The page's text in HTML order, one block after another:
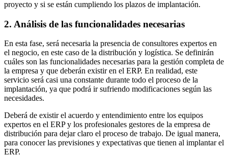
proyecto y si se están cumpliendo los plazos de implantación.
2. Análisis de las funcionalidades necesarias
En esta fase, será necesaria la presencia de consultores expertos en
el negocio, en este caso de la distribución y logística. Se definirán
cuáles son las funcionalidades necesarias para la gestión completa de
la empresa y que deberán existir en el ERP. En realidad, este
servicio será casi una constante durante todo el proceso de la
implantación, ya que podrá ir sufriendo modificaciones según las
necesidades.
Deberá de existir el acuerdo y entendimiento entre los equipos
expertos en el ERP y los profesionales gestores de la empresa de
distribución para dejar claro el proceso de trabajo. De igual manera,
para conocer las previsiones y expectativas que tienen al implantar el
ERP.